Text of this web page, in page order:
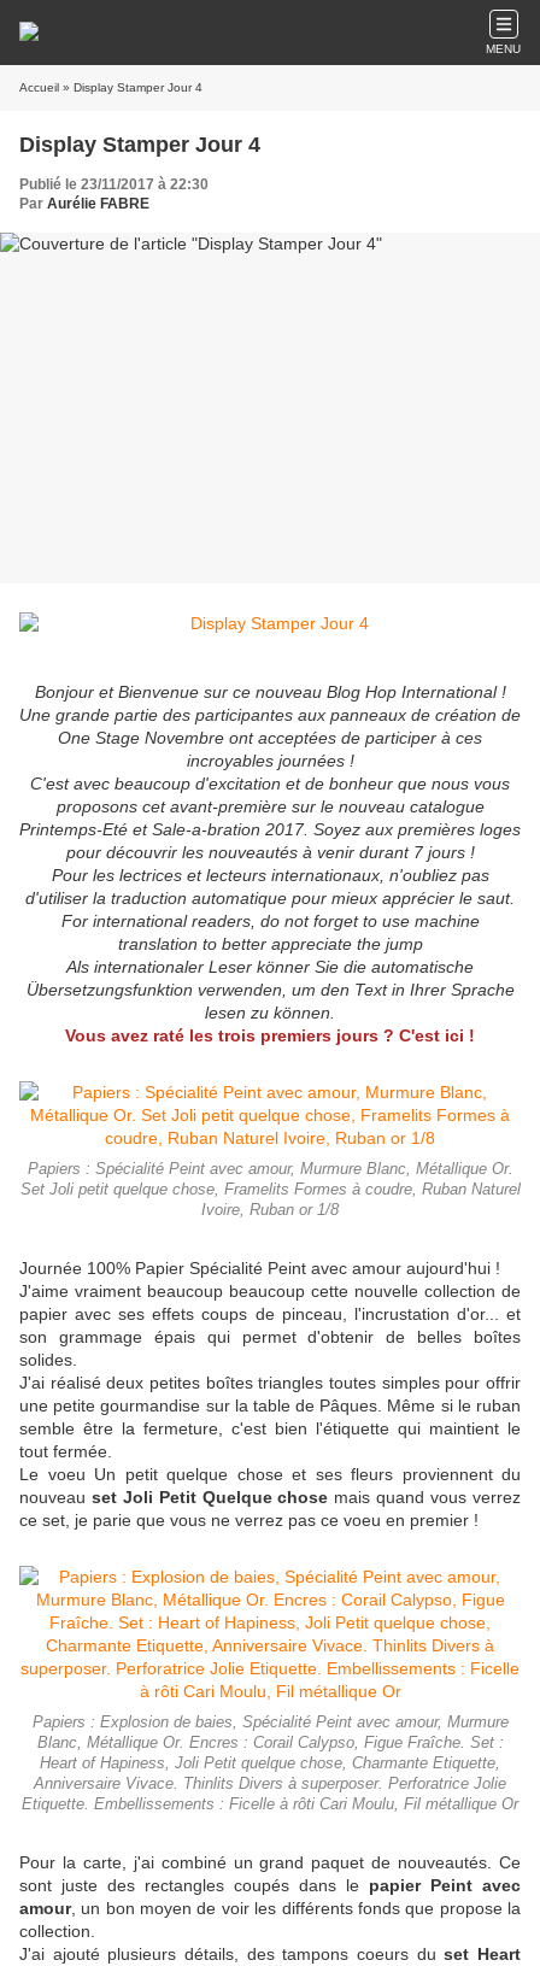
MENU
Accueil » Display Stamper Jour 4
Display Stamper Jour 4
Publié le 23/11/2017 à 22:30
Par Aurélie FABRE
Bonjour et Bienvenue sur ce nouveau Blog Hop International !
Une grande partie des participantes aux panneaux de création de
One Stage Novembre ont acceptées de participer à ces
incroyables journées !
C'est avec beaucoup d'excitation et de bonheur que nous vous
proposons cet avant-première sur le nouveau catalogue
Printemps-Eté et Sale-a-bration 2017. Soyez aux premières loges
pour découvrir les nouveautés à venir durant 7 jours !
Pour les lectrices et lecteurs internationaux, n'oubliez pas
d'utiliser la traduction automatique pour mieux apprécier le saut.
For international readers, do not forget to use machine
translation to better appreciate the jump
Als internationaler Leser könner Sie die automatische
Übersetzungsfunktion verwenden, um den Text in Ihrer Sprache
lesen zu können.
Vous avez raté les trois premiers jours ? C'est ici !
Papiers : Spécialité Peint avec amour, Murmure Blanc, Métallique Or.
Set Joli petit quelque chose, Framelits Formes à coudre, Ruban Naturel
Ivoire, Ruban or 1/8
Journée 100% Papier Spécialité Peint avec amour aujourd'hui !
J'aime vraiment beaucoup beaucoup cette nouvelle collection de
papier avec ses effets coups de pinceau, l'incrustation d'or... et
son grammage épais qui permet d'obtenir de belles boîtes
solides.
J'ai réalisé deux petites boîtes triangles toutes simples pour offrir
une petite gourmandise sur la table de Pâques. Même si le ruban
semble être la fermeture, c'est bien l'étiquette qui maintient le
tout fermée.
Le voeu Un petit quelque chose et ses fleurs proviennent du
nouveau set Joli Petit Quelque chose mais quand vous verrez
ce set, je parie que vous ne verrez pas ce voeu en premier !
Papiers : Explosion de baies, Spécialité Peint avec amour, Murmure
Blanc, Métallique Or. Encres : Corail Calypso, Figue Fraîche. Set :
Heart of Hapiness, Joli Petit quelque chose, Charmante Etiquette,
Anniversaire Vivace. Thinlits Divers à superposer. Perforatrice Jolie
Etiquette. Embellissements : Ficelle à rôti Cari Moulu, Fil métallique Or
Pour la carte, j'ai combiné un grand paquet de nouveautés. Ce
sont juste des rectangles coupés dans le papier Peint avec
amour, un bon moyen de voir les différents fonds que propose la
collection.
J'ai ajouté plusieurs détails, des tampons coeurs duset Heart